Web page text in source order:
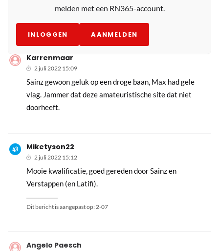
melden met een RN365-account.
INLOGGEN AANMELDEN
Miketyson22
2 juli 2022 15:12
Mooie kwalificatie, goed gereden door Sainz en
Verstappen (en Latifi).
Dit bericht is aangepast op:2-07
Angelo Paesch
Karrenmaar
2 juli 2022 15:09
Sainz gewoon geluk op een droge baan, Max had gele
vlag. Jammer dat deze amateuristische site dat niet
doorheeft.